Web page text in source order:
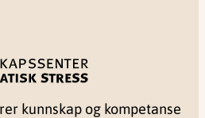
kunnskap og kompetanse